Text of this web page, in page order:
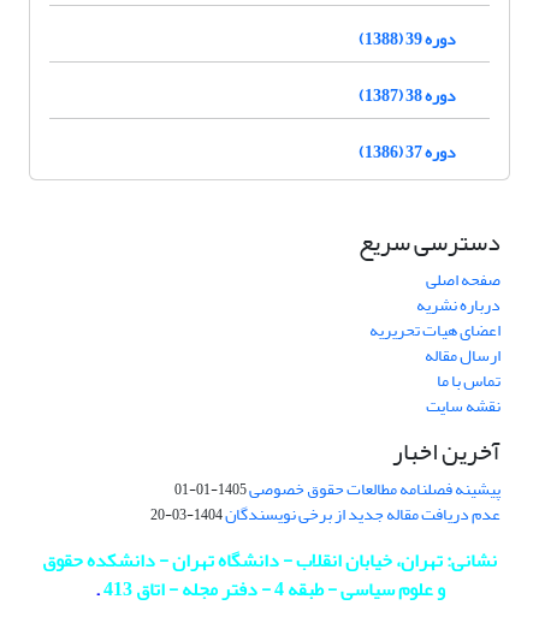
دوره 39 (1388)
دوره 38 (1387)
دوره 37 (1386)
دسترسی سریع
صفحه اصلی
درباره نشریه
اعضای هیات تحریریه
ارسال مقاله
تماس با ما
نقشه سایت
آخرین اخبار
پیشینه فصلنامه مطالعات حقوق خصوصی1405-01-01
عدم دریافت مقاله جدید از برخی نویسندگان1404-03-20
نشانی: تهران، خیابان انقلاب - دانشگاه تهران - دانشکده حقوق
و علوم سیاسی - طبقه 4 - دفتر مجله - اتاق 413
.